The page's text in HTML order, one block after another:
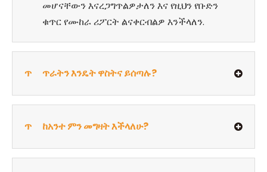
መሆናቸውን እናረጋግጥልዎታለን እና የዚህን የቡድን
ቁጥር የሙከራ ሪፖርት ልናቀርብልዎ እንችላለን.
ጥ ጥራትን እንዴት ዋስትና ይሰጣሉ?
ጥ ከአንተ ምን መግዛት እችላለሁ?